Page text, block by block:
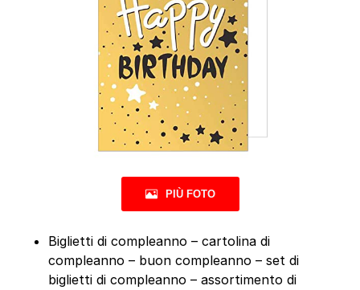
PIÙ FOTO
Biglietti di compleanno – cartolina di
compleanno – buon compleanno – set di
biglietti di compleanno – assortimento di